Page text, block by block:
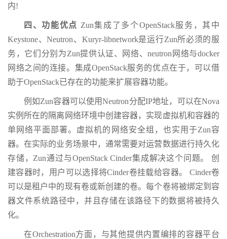
内!
四、功能优点 Zun集成了多个OpenStack服务，其中
Keystone、Neutron、Kuryr-libnetwork是运行Zun所必须的服
务，它们分别为Zun提供认证、网络、neutron网络与docker
网络之间的连接。集成OpenStack服务的优点在于，可以借
助于OpenStack已存在的功能来扩展容器功能。
例如Zun容器可以使用Neutron分配IP地址，可以在Nova
实例所在的隔离网络环境中创建容器，实现虚拟机和容器的
单网络平面部署。虚拟机的网络安全组，也实用于Zun容
器。在实际的业务场景中，通常需要对运营数据进行持久化
存储，Zun通过与OpenStack Cinder集成解决这个问题。 创
建容器时，用户可以选择将Cinder卷挂载给容器。 Cinder卷
可以是租户中的现有卷或新创建的卷。每个卷将被绑定到容
器文件系统路径中，并且存储在该路径下的数据将被持久
化。
在Orchestration方面，与其他提供内置编排的容器平台